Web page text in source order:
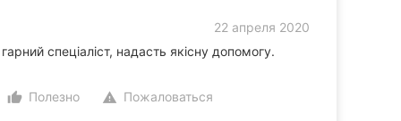
22 апреля 2020
спеціаліст, надасть якісну допомогу.
thumb_up_alt
Полезно warning Пожаловаться